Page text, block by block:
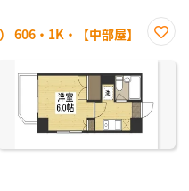
606・1K・【中部屋】
に入